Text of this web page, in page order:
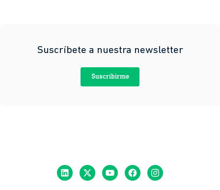
Suscríbete a nuestra newsletter
Suscribirme